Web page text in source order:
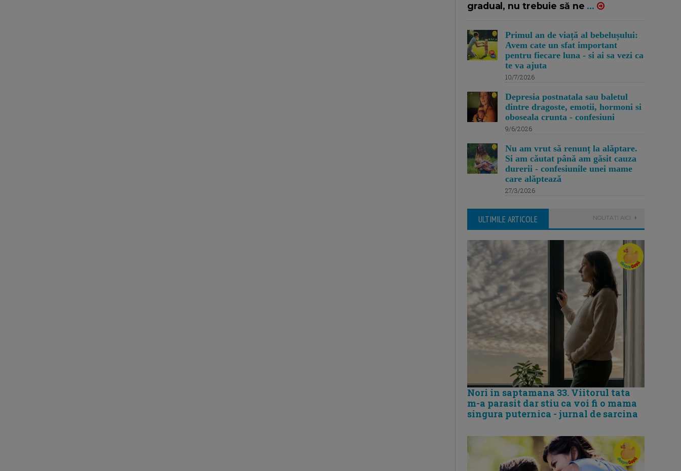
gradual, nu trebuie să ne ...
Primul an de viață al bebelușului:
Avem cate un sfat important
pentru fiecare luna - si ai sa vezi ca
te va ajuta
10/7/2026
Depresia postnatala sau baletul
dintre dragoste, emotii, hormoni si
oboseala crunta - confesiuni
9/6/2026
Nu am vrut să renunț la alăptare.
Si am căutat până am găsit cauza
durerii - confesiunile unei mame
care alăptează
27/3/2026
ULTIMILE ARTICOLE NOUTATI AICI
Nori in saptamana 33. Viitorul tata
m-a parasit dar stiu ca voi fi o mama
singura puternica - jurnal de sarcina